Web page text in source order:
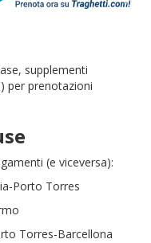
supplementi
per prenotazioni
(e viceversa):
Porto Torres
Torres-Barcellona